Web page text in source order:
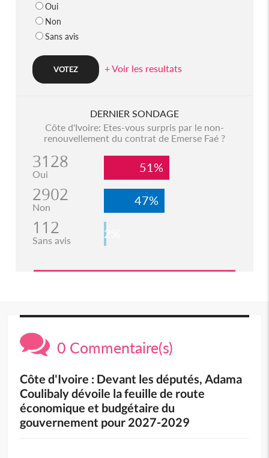
Oui
Non
Sans avis
+ Voir les resultats
DERNIER SONDAGE
Côte d'Ivoire: Etes-vous surpris par le non-
renouvellement du contrat de Emerse Faé ?
3128
Oui 51%
2902
Non 47%
112
Sans avis 2%
0 Commentaire(s)
Côte d'Ivoire : Devant les députés, Adama
Coulibaly dévoile la feuille de route
économique et budgétaire du
gouvernement pour 2027-2029